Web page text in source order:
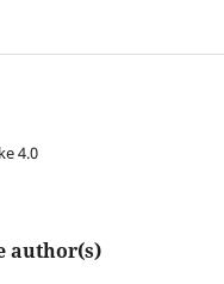
4.0
author(s)